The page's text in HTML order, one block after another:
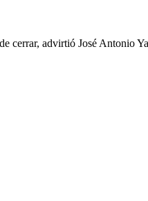
cerrar, advirtió José Antonio